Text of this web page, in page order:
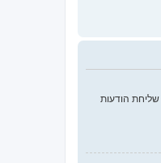
הודעות